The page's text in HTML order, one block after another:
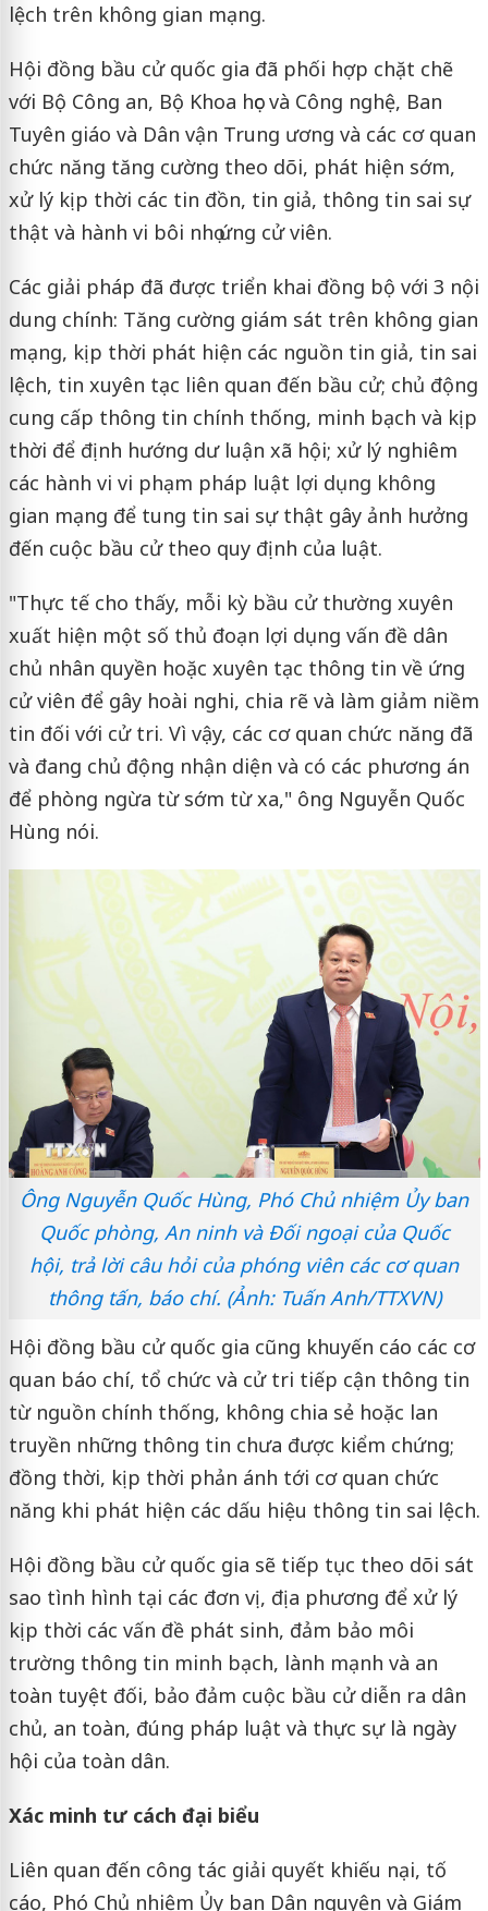
lệch trên không gian mạng.
Hội đồng bầu cử quốc gia đã phối hợp chặt chẽ
với Bộ Công an, Bộ Khoa học và Công nghệ, Ban
Tuyên giáo và Dân vận Trung ương và các cơ quan
chức năng tăng cường theo dõi, phát hiện sớm,
xử lý kịp thời các tin đồn, tin giả, thông tin sai sự
thật và hành vi bôi nhọ ứng cử viên.
Các giải pháp đã được triển khai đồng bộ với 3 nội
dung chính: Tăng cường giám sát trên không gian
mạng, kịp thời phát hiện các nguồn tin giả, tin sai
lệch, tin xuyên tạc liên quan đến bầu cử; chủ động
cung cấp thông tin chính thống, minh bạch và kịp
thời để định hướng dư luận xã hội; xử lý nghiêm
các hành vi vi phạm pháp luật lợi dụng không
gian mạng để tung tin sai sự thật gây ảnh hưởng
đến cuộc bầu cử theo quy định của luật.
"Thực tế cho thấy, mỗi kỳ bầu cử thường xuyên
xuất hiện một số thủ đoạn lợi dụng vấn đề dân
chủ nhân quyền hoặc xuyên tạc thông tin về ứng
cử viên để gây hoài nghi, chia rẽ và làm giảm niềm
tin đối với cử tri. Vì vậy, các cơ quan chức năng đã
và đang chủ động nhận diện và có các phương án
để phòng ngừa từ sớm từ xa," ông Nguyễn Quốc
Hùng nói.
Ông Nguyễn Quốc Hùng, Phó Chủ nhiệm Ủy ban
Quốc phòng, An ninh và Đối ngoại của Quốc
hội, trả lời câu hỏi của phóng viên các cơ quan
thông tấn, báo chí. (Ảnh: Tuấn Anh/TTXVN)
Hội đồng bầu cử quốc gia cũng khuyến cáo các cơ
quan báo chí, tổ chức và cử tri tiếp cận thông tin
từ nguồn chính thống, không chia sẻ hoặc lan
truyền những thông tin chưa được kiểm chứng;
đồng thời, kịp thời phản ánh tới cơ quan chức
năng khi phát hiện các dấu hiệu thông tin sai lệch.
Hội đồng bầu cử quốc gia sẽ tiếp tục theo dõi sát
sao tình hình tại các đơn vị, địa phương để xử lý
kịp thời các vấn đề phát sinh, đảm bảo môi
trường thông tin minh bạch, lành mạnh và an
toàn tuyệt đối, bảo đảm cuộc bầu cử diễn ra dân
chủ, an toàn, đúng pháp luật và thực sự là ngày
hội của toàn dân.
Xác minh tư cách đại biểu
Liên quan đến công tác giải quyết khiếu nại, tố
cáo, Phó Chủ nhiệm Ủy ban Dân nguyện và Giám